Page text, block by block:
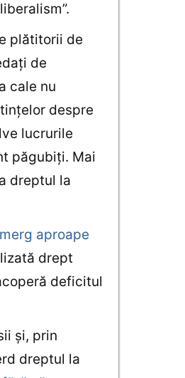
plătitorii de
de
cale nu
despre
lucrurile
păgubiţi. Mai
dreptul la
aproape
drept
deficitul
şi, prin
dreptul la